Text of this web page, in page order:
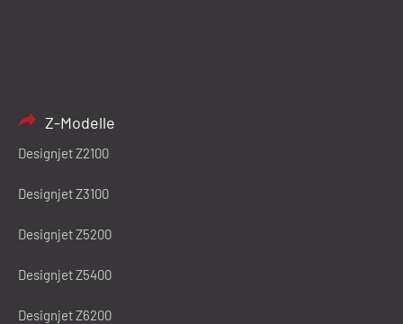
Z-Modelle
Designjet Z2100
Designjet Z3100
Designjet Z5200
Designjet Z5400
Designjet Z6200